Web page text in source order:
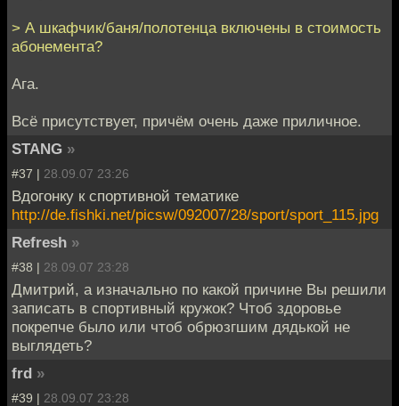
> А шкафчик/баня/полотенца включены в стоимость
абонемента?
Ага.
Всё присутствует, причём очень даже приличное.
STANG »
#37 | 28.09.07 23:26
Вдогонку к спортивной тематике
http://de.fishki.net/picsw/092007/28/sport/sport_115.jpg
Refresh »
#38 | 28.09.07 23:28
Дмитрий, а изначально по какой причине Вы решили
записать в спортивный кружок? Чтоб здоровье
покрепче было или чтоб обрюзгшим дядькой не
выглядеть?
frd »
#39 | 28.09.07 23:28